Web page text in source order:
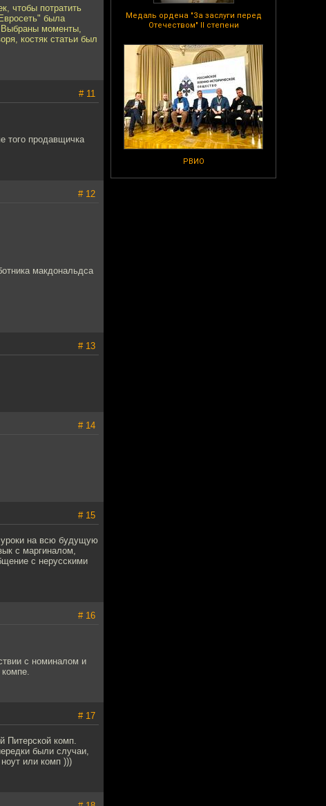
Медаль ордена "За заслуги перед
Отечеством" II степени
РВИО
чтобы потратить
была
Выбраны моменты,
костяк статьи был
# 11
того продавщичка
# 12
макдональдса
# 13
# 14
# 15
уроки на всю будущую
с маргиналом,
с нерусскими
# 16
с номиналом и
# 17
Питерской комп.
были случаи,
или комп )))